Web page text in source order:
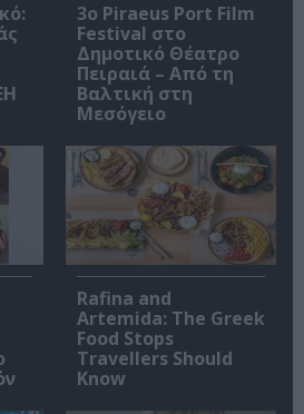
3o Piraeus Port Film
Festival στο
Δημοτικό Θέατρο
Πειραιά – Από τη
Βαλτική στη
Μεσόγειο
Rafina and
Artemida: The Greek
Food Stops
Travellers Should
Know